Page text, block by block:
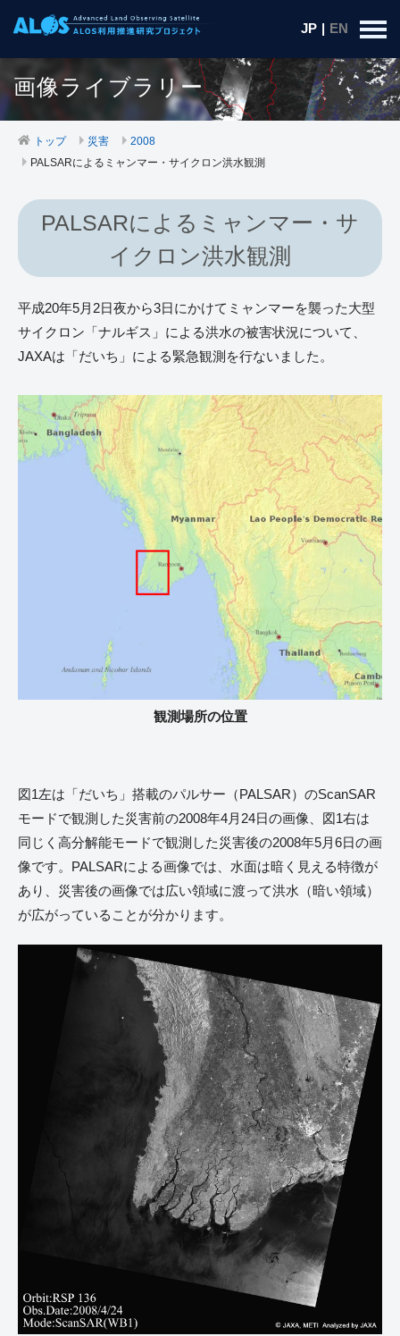
JP | EN
画像ライブラリー
トップ 災害
2008
PALSARによるミャンマー・サイクロン洪水観測
PALSARによるミャンマー・サ
イクロン洪水観測
平成20年5月2日夜から3日にかけてミャンマーを襲った大型
サイクロン「ナルギス」による洪水の被害状況について、
JAXAは「だいち」による緊急観測を行ないました。
観測場所の位置
図1左は「だいち」搭載のパルサー（PALSAR）のScanSAR
モードで観測した災害前の2008年4月24日の画像、図1右は
同じく高分解能モードで観測した災害後の2008年5月6日の画
像です。PALSARによる画像では、水面は暗く見える特徴が
あり、災害後の画像では広い領域に渡って洪水（暗い領域）
が広がっていることが分かります。